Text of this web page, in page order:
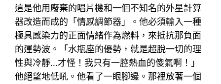
這是他用廢棄的唱片機和一個不知名的外星計算
器改造而成的「情感調節器」。他必須輸入一種
極具感染力的正面情緒作為燃料，來抵抗那負面
的運勢波。「水瓶座的優勢，就是超脫一切的理
性與冷靜…才怪！我只有一腔熱血的傻氣啊！」
他絕望地低吼。他看了一眼腳邊。那裡放著一個